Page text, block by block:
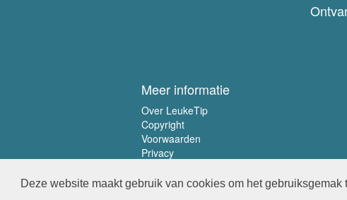
Deze website maakt gebruik van cookies om het
Meer informatie
Over LeukeTip
Copyright
Voorwaarden
Privacy